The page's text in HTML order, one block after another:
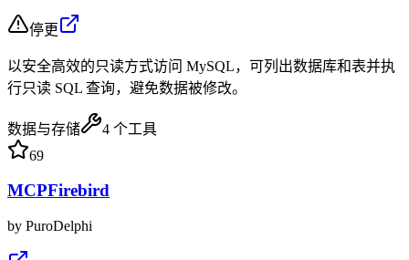
停更
以安全高效的只读方式访问 MySQL，可列出数据库和表并执
行只读 SQL 查询，避免数据被修改。
数据与存储 4 个工具
69
MCPFirebird
by PuroDelphi